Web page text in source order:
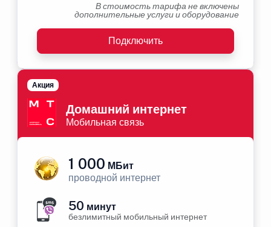
В стоимость тарифа не включены
дополнительные услуги и оборудование
Подключить
Домашний интернет
Мобильная связь
Акция
1 000 МБит
проводной интернет
50 минут
безлимитный мобильный интернет